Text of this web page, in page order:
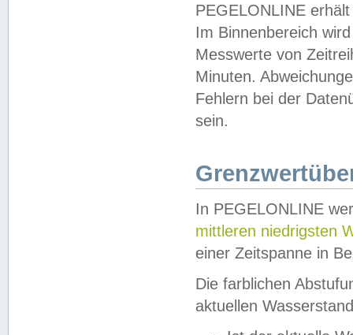
PEGELONLINE
Im Binnenbereich
Messwerte von
Minuten.
Fehlern bei der
sein.
In PEGELONLINE
mittleren niedrigsten
einer Zeitspanne in
Die farblichen
aktuellen